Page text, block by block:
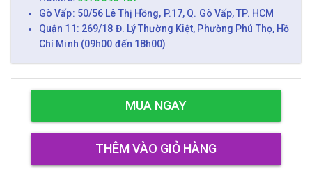
Gò Vấp: 50/56 Lê Thị Hồng, P.17, Q. Gò Vấp, TP. HCM
Quận 11: 269/18 Đ. Lý Thường Kiệt, Phường Phú Thọ, Hồ
Chí Minh (09h00 đến 18h00)
MUA NGAY
THÊM VÀO GIỎ HÀNG